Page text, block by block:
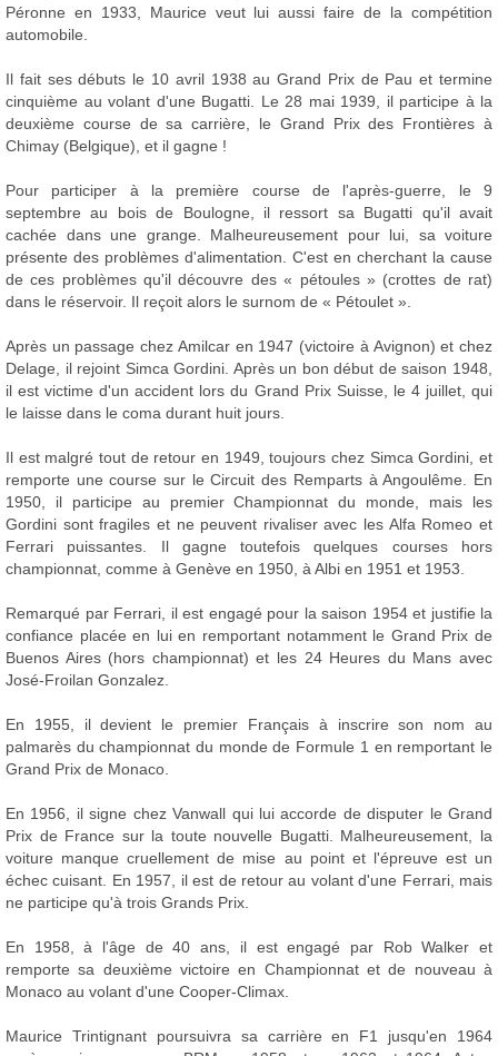
Péronne en 1933, Maurice veut lui aussi faire de la compétition
automobile.
Il fait ses débuts le 10 avril 1938 au Grand Prix de Pau et termine
cinquième au volant d'une Bugatti. Le 28 mai 1939, il participe à la
deuxième course de sa carrière, le Grand Prix des Frontières à
Chimay (Belgique), et il gagne !
Pour participer à la première course de l'après-guerre, le 9
septembre au bois de Boulogne, il ressort sa Bugatti qu'il avait
cachée dans une grange. Malheureusement pour lui, sa voiture
présente des problèmes d'alimentation. C'est en cherchant la cause
de ces problèmes qu'il découvre des « pétoules » (crottes de rat)
dans le réservoir. Il reçoit alors le surnom de « Pétoulet ».
Après un passage chez Amilcar en 1947 (victoire à Avignon) et chez
Delage, il rejoint Simca Gordini. Après un bon début de saison 1948,
il est victime d'un accident lors du Grand Prix Suisse, le 4 juillet, qui
le laisse dans le coma durant huit jours.
Il est malgré tout de retour en 1949, toujours chez Simca Gordini, et
remporte une course sur le Circuit des Remparts à Angoulême. En
1950, il participe au premier Championnat du monde, mais les
Gordini sont fragiles et ne peuvent rivaliser avec les Alfa Romeo et
Ferrari puissantes. Il gagne toutefois quelques courses hors
championnat, comme à Genève en 1950, à Albi en 1951 et 1953.
Remarqué par Ferrari, il est engagé pour la saison 1954 et justifie la
confiance placée en lui en remportant notamment le Grand Prix de
Buenos Aires (hors championnat) et les 24 Heures du Mans avec
José-Froilan Gonzalez.
En 1955, il devient le premier Français à inscrire son nom au
palmarès du championnat du monde de Formule 1 en remportant le
Grand Prix de Monaco.
En 1956, il signe chez Vanwall qui lui accorde de disputer le Grand
Prix de France sur la toute nouvelle Bugatti. Malheureusement, la
voiture manque cruellement de mise au point et l'épreuve est un
échec cuisant. En 1957, il est de retour au volant d'une Ferrari, mais
ne participe qu'à trois Grands Prix.
En 1958, à l'âge de 40 ans, il est engagé par Rob Walker et
remporte sa deuxième victoire en Championnat et de nouveau à
Monaco au volant d'une Cooper-Climax.
Maurice Trintignant poursuivra sa carrière en F1 jusqu'en 1964